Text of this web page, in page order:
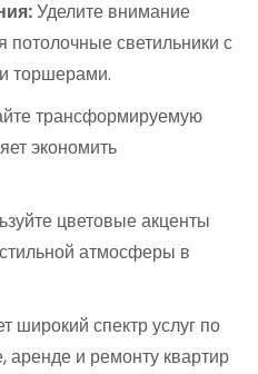
Уделите внимание
светильники с
торшерами.
трансформируемую
экономить
цветовые акценты
атмосферы в
широкий спектр услуг по
аренде и ремонту квартир